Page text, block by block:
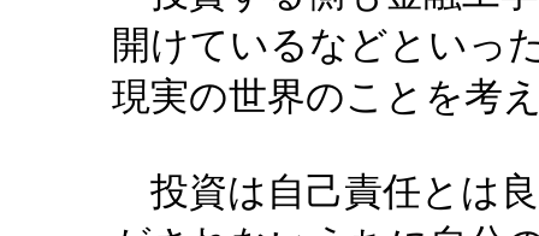
開けているなどといっ
現実の世界のことを考
投資は自己責任とは